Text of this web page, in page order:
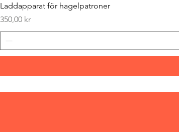
Laddapparat för hagelpatroner
Pris
350,00 kr